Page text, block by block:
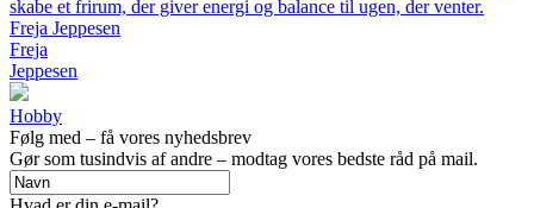
skabe et frirum, der giver energi og balance til ugen, der venter.
Freja Jeppesen
Freja
Jeppesen
Hobby
Følg med – få vores nyhedsbrev
Gør som tusindvis af andre – modtag vores bedste råd på mail.